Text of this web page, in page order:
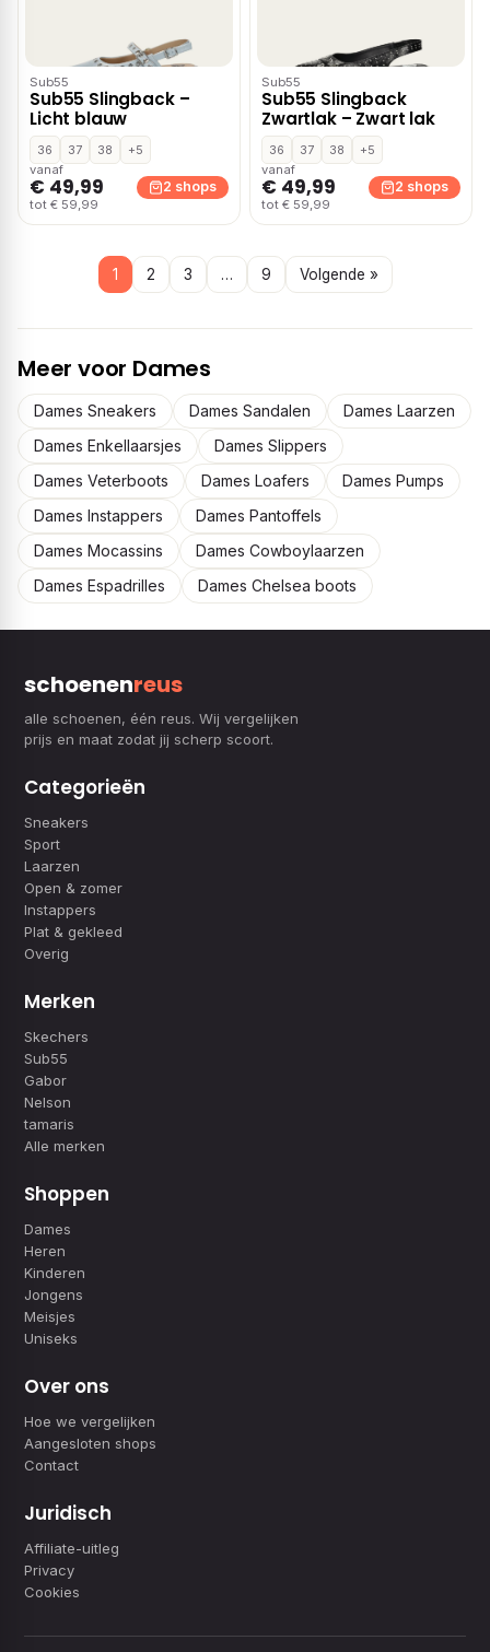
Sub55
Sub55 Slingback –
Licht blauw
36 37 38
+5
vanaf
€ 49,99
tot € 59,99
2 shops
Sub55
Sub55 Slingback
Zwartlak – Zwart lak
36 37 38
+5
vanaf
€ 49,99
tot € 59,99
2 shops
1 2 3 … 9 Volgende »
Meer voor Dames
Dames Sneakers Dames Sandalen
Dames Laarzen
Dames Enkellaarsjes
Dames Slippers
Dames Veterboots
Dames Loafers
Dames Pumps
Dames Instappers
Dames Pantoffels
Dames Mocassins
Dames Cowboylaarzen
Dames Espadrilles
Dames Chelsea boots
schoenenreus
alle schoenen, één reus. Wij vergelijken
prijs en maat zodat jij scherp scoort.
Categorieën
Sneakers
Sport
Laarzen
Open & zomer
Instappers
Plat & gekleed
Overig
Merken
Skechers
Sub55
Gabor
Nelson
tamaris
Alle merken
Shoppen
Dames
Heren
Kinderen
Jongens
Meisjes
Uniseks
Over ons
Hoe we vergelijken
Aangesloten shops
Contact
Juridisch
Affiliate-uitleg
Privacy
Cookies